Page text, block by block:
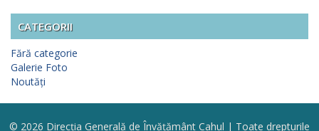
CATEGORII
Fără categorie
Galerie Foto
Noutăți
© 2026 Direcția Generală de Învățământ Cahul | Toate drepturile